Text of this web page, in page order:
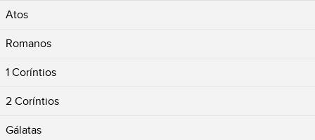
Atos
Romanos
1 Coríntios
2 Coríntios
Gálatas